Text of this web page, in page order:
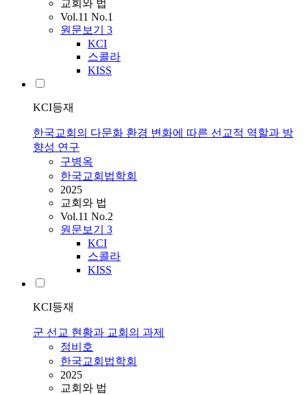
교회와 법
Vol.11 No.1
원문보기 3
KCI
스콜라
KISS
KCI등재
한국교회의 다문화 환경 변화에 따른 선교적 역할과 방
향성 연구
구병옥
한국교회법학회
2025
교회와 법
Vol.11 No.2
원문보기 3
KCI
스콜라
KISS
KCI등재
군 선교 현황과 교회의 과제
정비호
한국교회법학회
2025
교회와 법